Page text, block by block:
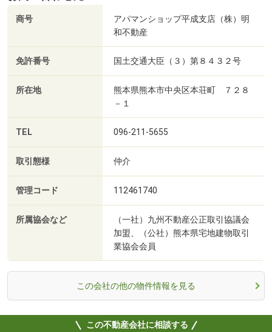
商号
アパマンショップ平成支店（株）明
和不動産
免許番号 国土交通大臣（３）第８４３２号
所在地
熊本県熊本市中央区本荘町 ７２８
－１
TEL 096-211-5655
取引態様 仲介
管理コード 112461740
所属協会など
（一社）九州不動産公正取引協議会
加盟、（公社）熊本県宅地建物取引
業協会会員
この会社の他の物件情報を見る
この不動産会社に相談する